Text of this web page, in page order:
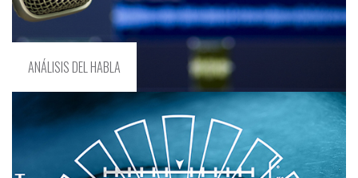
ANÁLISIS DEL HABLA